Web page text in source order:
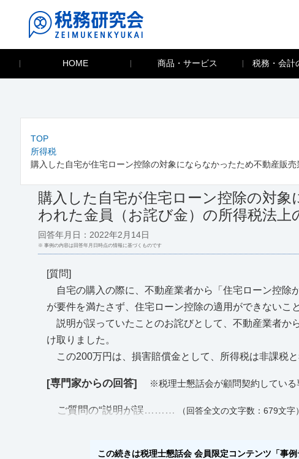
HOME 商品・サービス 税務・会計
TOP
所得税
購入した自宅が住宅ローン控除の対象にならなかったため不動産販
購入した自宅が住宅ローン控除の対
われた金員（お詫び金）の所得税法上
回答年月日：2022年2月14日
※ 事例の内容は回答年月日時点の情報に基づくものです
[質問]
自宅の購入の際に、不動産業者から「住宅ローン控除
が要件を満たさず、住宅ローン控除の適用ができないこ
説明が誤っていたことのお詫びとして、不動産業者か
け取りました。
この200万円は、損害賠償金として、所得税は非課税と
[専門家からの回答] ※税理士懇話会が顧問契約している
ご質問の“説明が誤……… （回答全文の文字数：679文字）
この続きは税理士懇話会 会員限定コンテンツ「事